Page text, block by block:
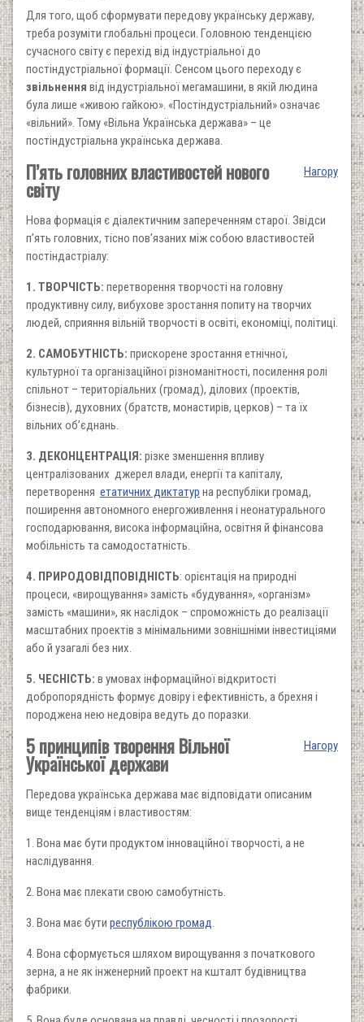
Для того, щоб сформувати передову українську державу,
треба розуміти глобальні процеси. Головною тенденцією
сучасного світу є перехід від індустріальної до
постіндустріальної формації. Сенсом цього переходу є
звільнення від індустріальної мегамашини, в якій людина
була лише «живою гайкою». «Постіндустріальний» означає
«вільний». Тому «Вільна Українська держава» – це
постіндустріальна українська держава.
Нагору
П’ять головних властивостей нового
світу
Нова формація є діалектичним запереченням старої. Звідси
п’ять головних, тісно пов’язаних між собою властивостей
постіндастріалу:
1. ТВОРЧІСТЬ: перетворення творчості на головну
продуктивну силу, вибухове зростання попиту на творчих
людей, сприяння вільній творчості в освіті, економіці, політиці.
2. САМОБУТНІСТЬ: прискорене зростання етнічної,
культурної та організаційної різноманітності, посилення ролі
спільнот – територіальних (громад), ділових (проектів,
бізнесів), духовних (братств, монастирів, церков) – та їх
вільних об’єднань.
3. ДЕКОНЦЕНТРАЦІЯ: різке зменшення впливу
централізованих джерел влади, енергії та капіталу,
перетворення етатичних диктатур на республіки громад,
поширення автономного енергоживлення і неонатурального
господарювання, висока інформаційна, освітня й фінансова
мобільність та самодостатність.
4. ПРИРОДОВІДПОВІДНІСТЬ: орієнтація на природні
процеси, «вирощування» замість «будування», «організм»
замість «машини», як наслідок – спроможність до реалізації
масштабних проектів з мінімальними зовнішніми інвестиціями
або й узагалі без них.
5. ЧЕСНІСТЬ: в умовах інформаційної відкритості
добропорядність формує довіру і ефективність, а брехня і
породжена нею недовіра ведуть до поразки.
Нагору
5 принципів творення Вільної
Української держави
Передова українська держава має відповідати описаним
вище тенденціям і властивостям:
1. Вона має бути продуктом інноваційної творчості, а не
наслідування.
2. Вона має плекати свою самобутність.
3. Вона має бути республікою громад.
4. Вона сформується шляхом вирощування з початкового
зерна, а не як інженерний проект на кшталт будівництва
фабрики.